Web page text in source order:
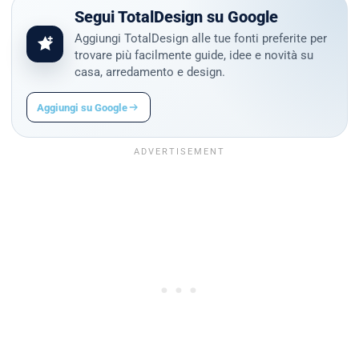
Segui TotalDesign su Google
Aggiungi TotalDesign alle tue fonti preferite per
trovare più facilmente guide, idee e novità su
casa, arredamento e design.
Aggiungi su Google